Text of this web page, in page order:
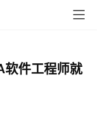
软件工程师就